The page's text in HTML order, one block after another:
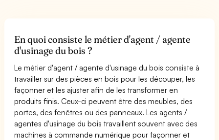
En quoi consiste le métier d'agent / agente
d'usinage du bois ?
Le métier d'agent / agente d'usinage du bois consiste à
travailler sur des pièces en bois pour les découper, les
façonner et les ajuster afin de les transformer en
produits finis. Ceux-ci peuvent être des meubles, des
portes, des fenêtres ou des panneaux. Les agents /
agentes d'usinage du bois travaillent souvent avec des
machines à commande numérique pour façonner et